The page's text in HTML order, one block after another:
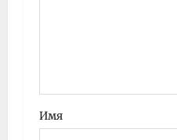
Имя